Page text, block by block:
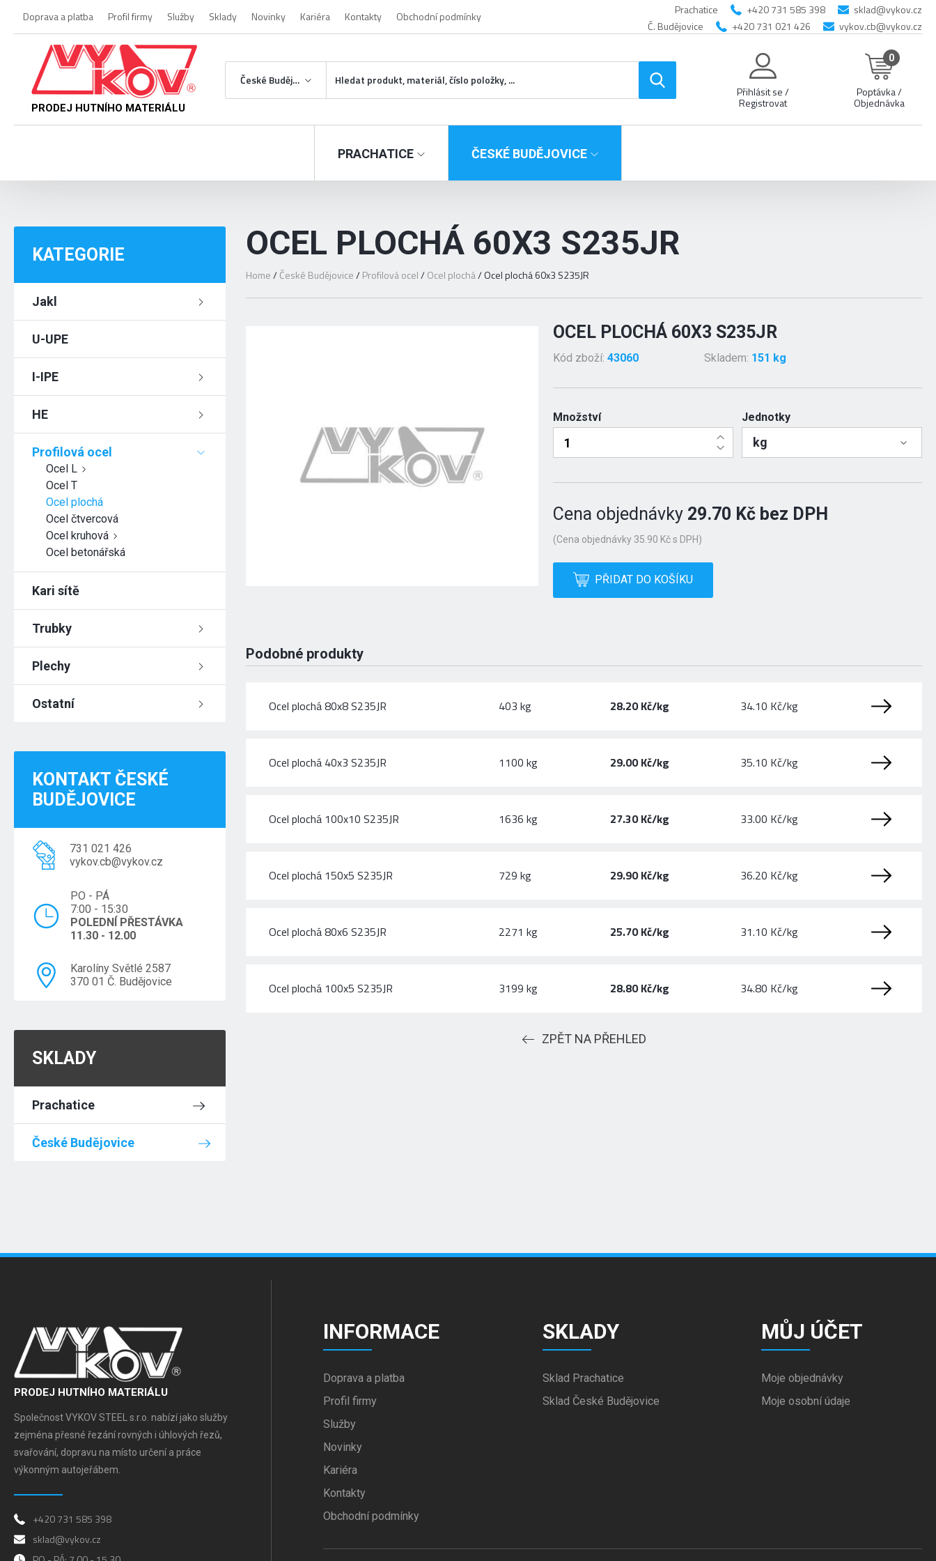
Doprava a platba Profil firmy Služby Sklady Novinky Kariéra Kontakty Obchodní podmínky Prachatice +420 731 585 398
sklad@vykov.cz
Č. Budějovice
+420 731 021 426 vykov.cb@vykov.cz
PRODEJ HUTNÍHO MATERIÁLU
České Budějovice
Přihlásit se /
Registrovat
0
Poptávka /
Objednávka
PRACHATICE ČESKÉ BUDĚJOVICE
KATEGORIE
Jakl
U-UPE
I-IPE
HE
Profilová ocel
Ocel L
Ocel T
Ocel plochá
Ocel čtvercová
Ocel kruhová
Ocel betonářská
Kari sítě
Trubky
Plechy
Ostatní
KONTAKT ČESKÉ
BUDĚJOVICE
731 021 426
vykov.cb@vykov.cz
PO - PÁ
7:00 - 15:30
POLEDNÍ PŘESTÁVKA
11.30 - 12.00
Karolíny Světlé 2587
370 01 Č. Budějovice
SKLADY
Prachatice
České Budějovice
OCEL PLOCHÁ 60X3 S235JR
Home/ České Budějovice/ Profilová ocel/ Ocel plochá/ Ocel plochá 60x3 S235JR
OCEL PLOCHÁ 60X3 S235JR
Kód zboží:43060 Skladem: 151 kg
Množství Jednotky
kg
Cena objednávky 29.70 Kč bez DPH
(Cena objednávky 35.90 Kč s DPH)
PŘIDAT DO KOŠÍKU
Podobné produkty
Ocel plochá 80x8 S235JR 403 kg 28.20 Kč/kg 34.10 Kč/kg
Ocel plochá 40x3 S235JR 1100 kg 29.00 Kč/kg 35.10 Kč/kg
Ocel plochá 100x10 S235JR 1636 kg 27.30 Kč/kg 33.00 Kč/kg
Ocel plochá 150x5 S235JR 729 kg 29.90 Kč/kg 36.20 Kč/kg
Ocel plochá 80x6 S235JR 2271 kg 25.70 Kč/kg 31.10 Kč/kg
Ocel plochá 100x5 S235JR 3199 kg 28.80 Kč/kg 34.80 Kč/kg
ZPĚT NA PŘEHLED
PRODEJ HUTNÍHO MATERIÁLU
Společnost VYKOV STEEL s.r.o. nabízí jako služby
zejména přesné řezání rovných i úhlových řezů,
svařování, dopravu na místo určení a práce
výkonným autojeřábem.
+420 731 585 398
sklad@vykov.cz
INFORMACE
Doprava a platba
Profil firmy
Služby
Novinky
Kariéra
Kontakty
Obchodní podmínky
SKLADY
Sklad Prachatice
Sklad České Budějovice
MŮJ ÚČET
Moje objednávky
Moje osobní údaje